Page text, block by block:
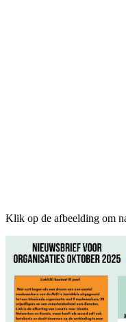
Klik op de afbeelding om